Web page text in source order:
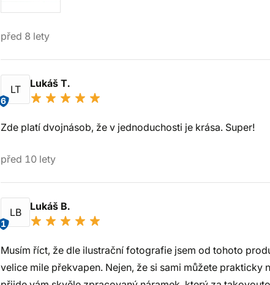
před 8 lety
LT
6
Lukáš T.
Zde platí dvojnásob, že v jednoduchosti je krása. Super!
před 10 lety
LB
1
Lukáš B.
Musím říct, že dle ilustrační fotografie jsem od tohoto
velice mile překvapen. Nejen, že si sami můžete prakticky